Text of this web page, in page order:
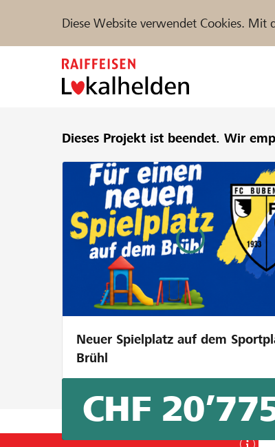
Diese Website verwendet Cookies. Mit
Unterstützen Hilfe & Support
Projekte und Organisationen finden
FR IT
Dieses Projekt ist beendet. Wir
Neuer Spielplatz auf dem
Brühl
CHF